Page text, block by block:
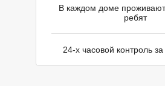
В каждом доме
ребят
24-х часовой контроль